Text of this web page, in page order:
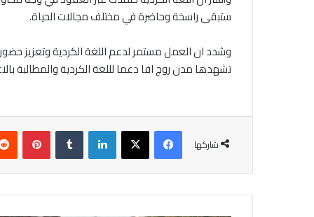
ستبقى راسخة وحاضرة في مختلف مجالات الحياة.
وشدد ان العمل مستمر لدعم اللغة الكردية وتعزيز
تشهدها مدن روج افا دعما لللغة الكردية والمطالبة
شاركها
فيسبوك‫X لينكدإن